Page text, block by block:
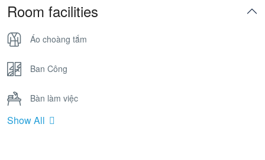
Room facilities
Áo choàng tắm
Ban Công
Bàn làm việc
Bồn Tắm Nằm
Show All